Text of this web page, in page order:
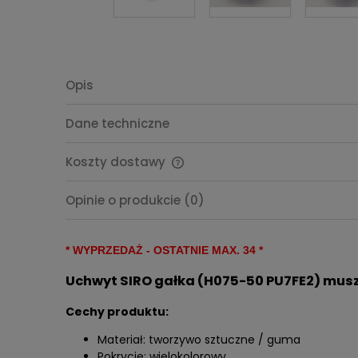
Opis
Dane techniczne
Koszty dostawy
Cena nie zawiera ewentualnych
Opinie o produkcie (0)
* WYPRZEDAŻ - OSTATNIE MAX. 34 *
Uchwyt SIRO gałka (H075-50 PU7FE2)
Cechy produktu:
Materiał: tworzywo sztuczne / guma